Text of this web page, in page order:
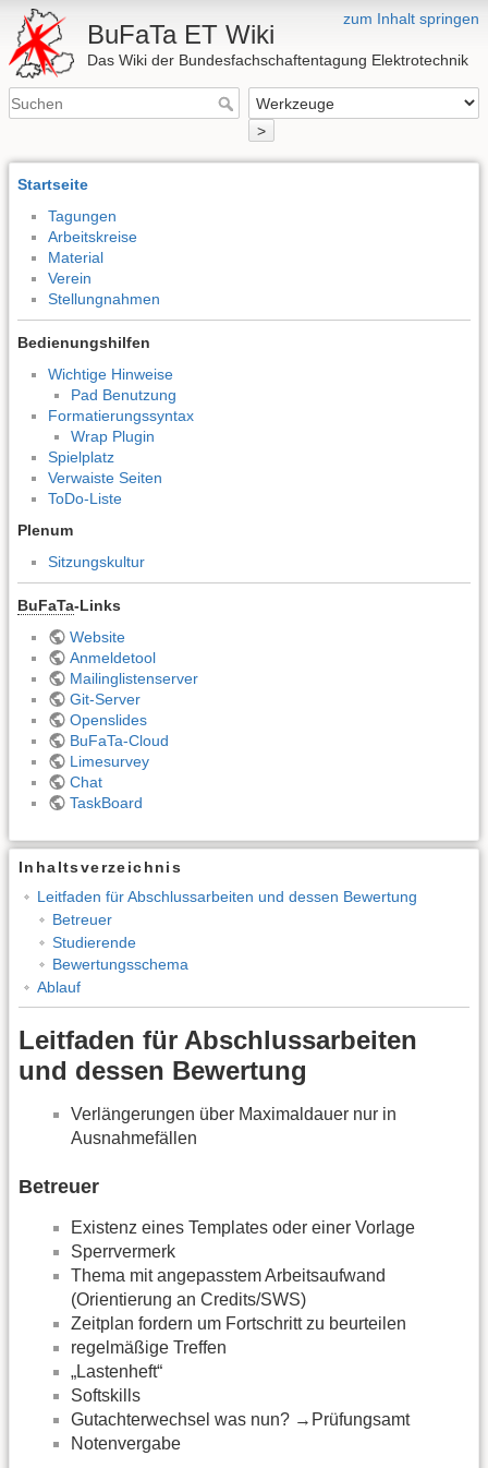
zum Inhalt springen
BuFaTa ET Wiki
Das Wiki der Bundesfachschaftentagung Elektrotechnik
>
Startseite
Tagungen
Arbeitskreise
Material
Verein
Stellungnahmen
Bedienungshilfen
Wichtige Hinweise
Pad Benutzung
Formatierungssyntax
Wrap Plugin
Spielplatz
Verwaiste Seiten
ToDo-Liste
Plenum
Sitzungskultur
BuFaTa-Links
Website
Anmeldetool
Mailinglistenserver
Git-Server
Openslides
BuFaTa-Cloud
Limesurvey
Chat
TaskBoard
Inhaltsverzeichnis
Leitfaden für Abschlussarbeiten und dessen Bewertung
Betreuer
Studierende
Bewertungsschema
Ablauf
Leitfaden für Abschlussarbeiten
und dessen Bewertung
Verlängerungen über Maximaldauer nur in
Ausnahmefällen
Betreuer
Existenz eines Templates oder einer Vorlage
Sperrvermerk
Thema mit angepasstem Arbeitsaufwand
(Orientierung an Credits/SWS)
Zeitplan fordern um Fortschritt zu beurteilen
regelmäßige Treffen
„Lastenheft“
Softskills
Gutachterwechsel was nun? →Prüfungsamt
Notenvergabe